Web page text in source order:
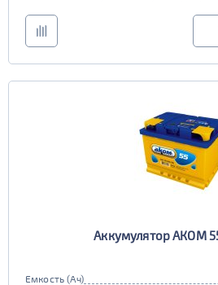
Аккумулятор АКОМ
Емкость (Ач)